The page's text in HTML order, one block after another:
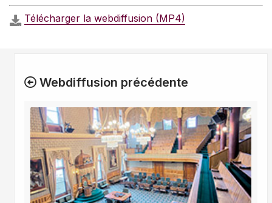
Télécharger la webdiffusion (MP4)
Webdiffusion précédente